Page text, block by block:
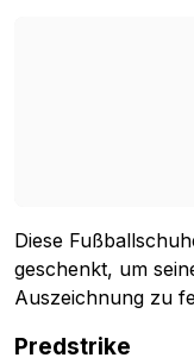
Diese
geschenkt, um
Auszeichnung zu
Predstrike